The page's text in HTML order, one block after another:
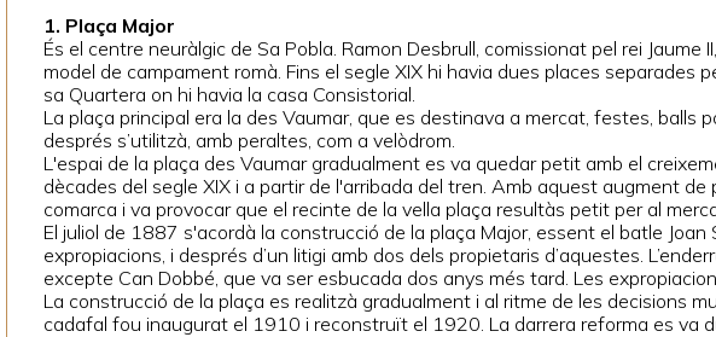
1. Plaça Major
És el centre neuràlgic de Sa Pobla. Ramon Desbrull, comissionat pel rei
model de campament romà. Fins el segle XIX hi havia dues places separades
sa Quartera on hi havia la casa Consistorial.
La plaça principal era la des Vaumar, que es destinava a mercat, festes, balls
després s’utilitzà, amb peraltes, com a velòdrom.
L'espai de la plaça des Vaumar gradualment es va quedar petit amb el
dècades del segle XIX i a partir de l'arribada del tren. Amb aquest augment
comarca i va provocar que el recinte de la vella plaça resultàs petit per al
El juliol de 1887 s'acordà la construcció de la plaça Major, essent el batle
expropiacions, i després d’un litigi amb dos dels propietaris d’aquestes.
excepte Can Dobbé, que va ser esbucada dos anys més tard. Les
La construcció de la plaça es realitzà gradualment i al ritme de les decisions
cadafal fou inaugurat el 1910 i reconstruït el 1920. La darrera reforma es va